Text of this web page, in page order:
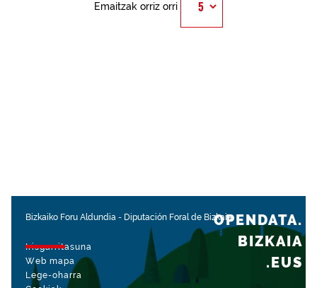
Emaitzak orriz orri
Bizkaiko Foru Aldundia - Diputación Foral de Bizkaia
Irisgarritasuna
Web mapa
Lege-oharra
OPENDATA.
BIZKAIA
.EUS